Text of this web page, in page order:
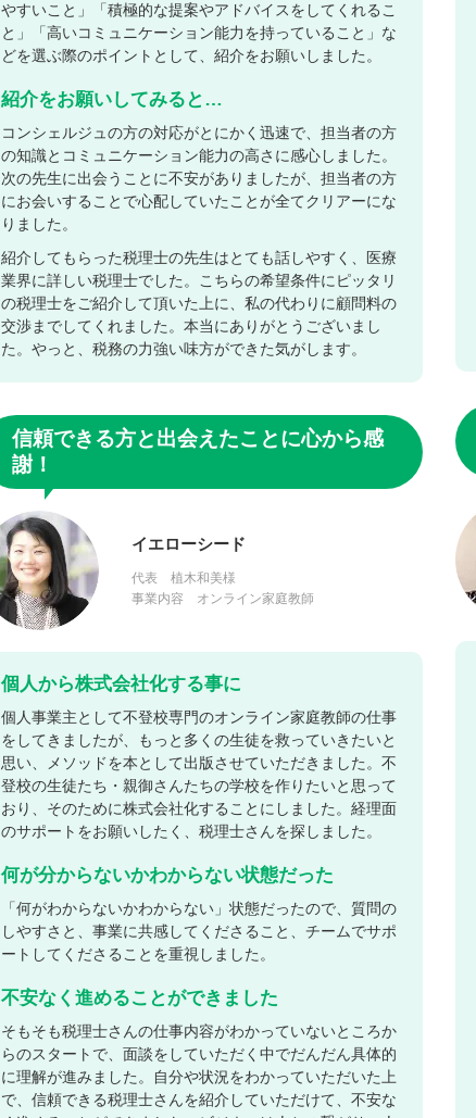
やすいこと」「積極的な提案やアドバイスをしてくれるこ
と」「高いコミュニケーション能力を持っていること」な
どを選ぶ際のポイントとして、紹介をお願いしました。
紹介をお願いしてみると…
コンシェルジュの方の対応がとにかく迅速で、担当者の方
の知識とコミュニケーション能力の高さに感心しました。
次の先生に出会うことに不安がありましたが、担当者の方
にお会いすることで心配していたことが全てクリアーにな
りました。
紹介してもらった税理士の先生はとても話しやすく、医療
業界に詳しい税理士でした。こちらの希望条件にピッタリ
の税理士をご紹介して頂いた上に、私の代わりに顧問料の
交渉までしてくれました。本当にありがとうございまし
た。やっと、税務の力強い味方ができた気がします。
信頼できる方と出会えたことに心から感
謝！
イエローシード
代表 植木和美様
事業内容 オンライン家庭教師
個人から株式会社化する事に
個人事業主として不登校専門のオンライン家庭教師の仕事
をしてきましたが、もっと多くの生徒を救っていきたいと
思い、メソッドを本として出版させていただきました。不
登校の生徒たち・親御さんたちの学校を作りたいと思って
おり、そのために株式会社化することにしました。経理面
のサポートをお願いしたく、税理士さんを探しました。
何が分からないかわからない状態だった
「何がわからないかわからない」状態だったので、質問の
しやすさと、事業に共感してくださること、チームでサポ
ートしてくださることを重視しました。
不安なく進めることができました
そもそも税理士さんの仕事内容がわかっていないところか
らのスタートで、面談をしていただく中でだんだん具体的
に理解が進みました。自分や状況をわかっていただいた上
で、信頼できる税理士さんを紹介していただけて、不安な